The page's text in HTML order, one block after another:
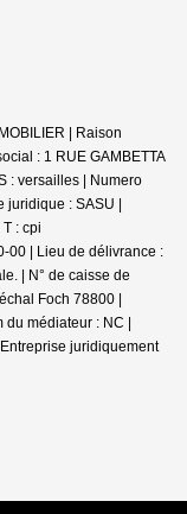
| Raison
: 1 RUE GAMBETTA
: versailles | Numero
juridique : SASU |
: cpi
00 | Lieu de délivrance :
| N° de caisse de
Foch 78800 |
du médiateur : NC |
Entreprise juridiquement